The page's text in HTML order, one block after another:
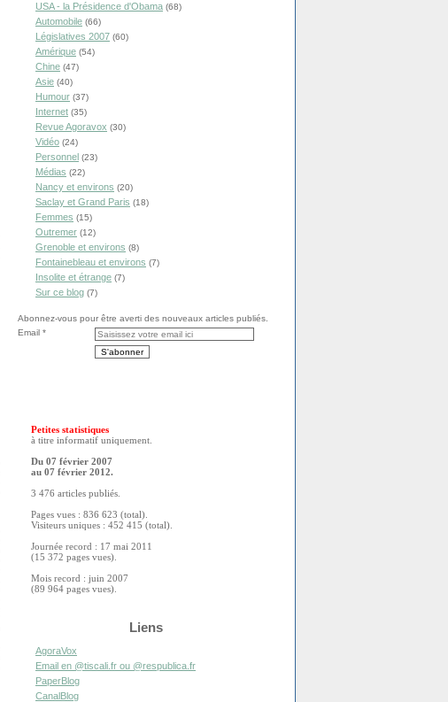
USA - la Présidence d'Obama (68)
Automobile (66)
Législatives 2007 (60)
Amérique (54)
Chine (47)
Asie (40)
Humour (37)
Internet (35)
Revue Agoravox (30)
Vidéo (24)
Personnel (23)
Médias (22)
Nancy et environs (20)
Saclay et Grand Paris (18)
Femmes (15)
Outremer (12)
Grenoble et environs (8)
Fontainebleau et environs (7)
Insolite et étrange (7)
Sur ce blog (7)
Abonnez-vous pour être averti des nouveaux articles publiés.
Email
Petites statistiques
à titre informatif uniquement.
Du 07 février 2007
au 07 février 2012.
3 476 articles publiés.
Pages vues : 836 623 (total).
Visiteurs uniques : 452 415 (total).
Journée record : 17 mai 2011
(15 372 pages vues).
Mois record : juin 2007
(89 964 pages vues).
Liens
AgoraVox
Email en @tiscali.fr ou @respublica.fr
PaperBlog
CanalBlog